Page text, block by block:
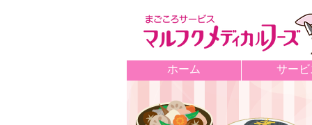
ホーム サー